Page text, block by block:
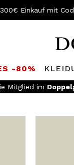
Einkauf mit
-80%
Mitglied im